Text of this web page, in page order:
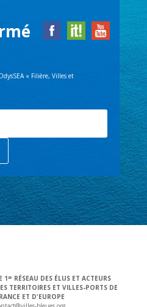
« Filière, Villes et
1 ER
RÉSEAU DES ÉLUS ET ACTEURS
TERRITOIRES ET VILLES-PORTS DE
ET D'EUROPE